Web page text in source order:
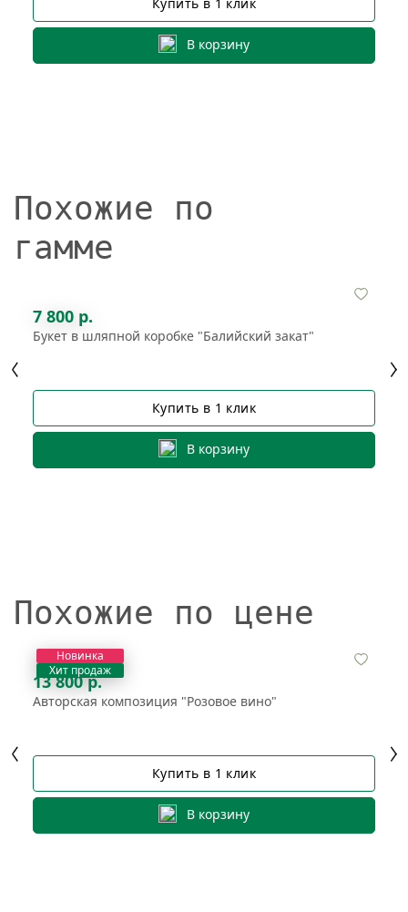
В корзину
Похожие по
гамме
7 800 р.
Букет в шляпной коробке "Балийский закат"
Купить в 1 клик
В корзину
Похожие по цене
Новинка
Хит продаж
13 800 р.
Авторская композиция "Розовое вино"
Купить в 1 клик
В корзину